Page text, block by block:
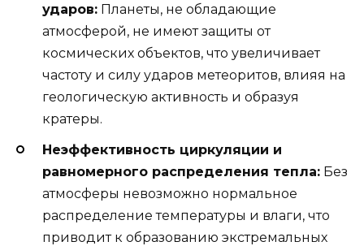
ударов: Планеты, не обладающие
атмосферой, не имеют защиты от
космических объектов, что увеличивает
частоту и силу ударов метеоритов, влияя на
геологическую активность и образуя
кратеры.
Неэффективность циркуляции и
равномерного распределения тепла: Без
атмосферы невозможно нормальное
распределение температуры и влаги, что
приводит к образованию экстремальных